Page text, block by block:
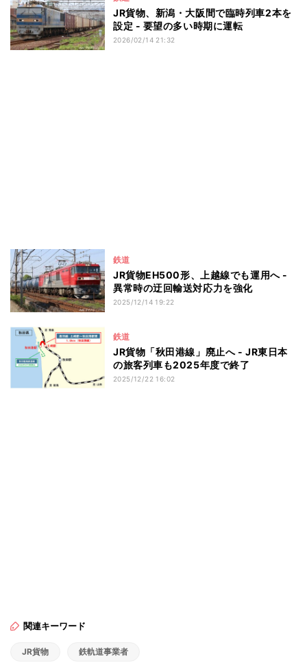
JR貨物、新潟・大阪間で臨時列車2本を
設定 - 要望の多い時期に運転
2026/02/14 21:32
鉄道
JR貨物EH500形、上越線でも運用へ -
異常時の迂回輸送対応力を強化
2025/12/14 19:22
鉄道
JR貨物「秋田港線」廃止へ - JR東日本
の旅客列車も2025年度で終了
2025/12/22 16:02
関連キーワード
JR貨物 鉄軌道事業者